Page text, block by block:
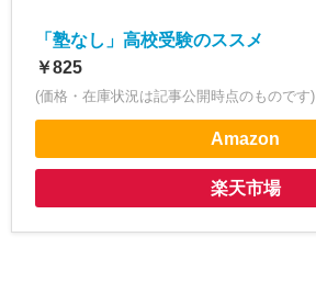
「塾なし」高校受験のススメ
￥825
(価格・在庫状況は記事公開時点のものです)
Amazon
楽天市場